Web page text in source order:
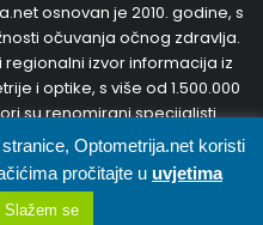
osnovan je 2010. godine, s
očuvanja očnog zdravlja.
izvor informacija iz
i optike, s više od 1.500.000
su renomirani specijalisti
s inozemnim diplomama i
ćemo se predstaviti Vam
Pridružite nam se,
prijedlozima kreirajte portal
Optometrija.net koristi
pročitajte u uvjetima
Slažem se